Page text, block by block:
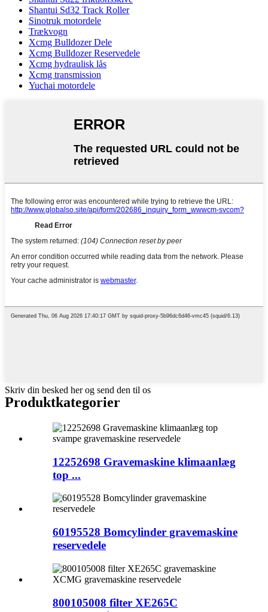
Shantui Sd32 Track Roller
Sinotruk motordele
Trækvogn
Xcmg Bulldozer Dele
Xcmg Bulldozer Reservedele
Xcmg hydraulisk lås
Xcmg transmission
Yuchai motordele
Skriv din besked her og send den til os
Produktkategorier
12252698 Gravemaskine klimaanlæg
top ...
60195528 Bomcylinder gravemaskine
reservedele
800105008 filter XE265C